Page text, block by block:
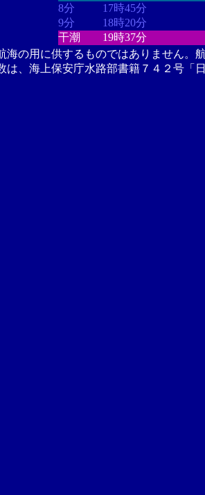
8分
17時45分
9分
18時20分
干潮
19時37分
海の用に供するものではありません。
は、海上保安庁水路部書籍７４２号「